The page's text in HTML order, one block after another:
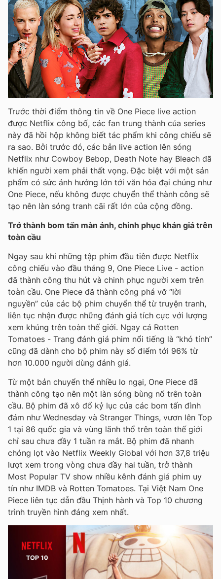
Trước thời điểm thông tin về One Piece live action
được Netflix công bố, các fan trung thành của series
này đã hồi hộp không biết tác phẩm khi công chiếu sẽ
ra sao. Bởi trước đó, các bản live action lên sóng
Netflix như Cowboy Bebop, Death Note hay Bleach đã
khiến người xem phải thất vọng. Đặc biệt với một sản
phẩm có sức ảnh hưởng lớn tới văn hóa đại chúng như
One Piece, nếu không được chuyển thể thành công sẽ
tạo nên làn sóng tranh cãi rất lớn của cộng đồng.
Trở thành bom tấn màn ảnh, chinh phục khán giả trên
toàn cầu
Ngay sau khi những tập phim đầu tiên được Netflix
công chiếu vào đầu tháng 9, One Piece Live - action
đã thành công thu hút và chinh phục người xem trên
toàn cầu. One Piece đã thành công phá vỡ “lời
nguyền” của các bộ phim chuyển thể từ truyện tranh,
liên tục nhận được những đánh giá tích cực với lượng
xem khủng trên toàn thế giới. Ngay cả Rotten
Tomatoes - Trang đánh giá phim nổi tiếng là “khó tính”
cũng đã dành cho bộ phim này số điểm tới 96% từ
hơn 10.000 người dùng đánh giá.
Từ một bản chuyển thể nhiều lo ngại, One Piece đã
thành công tạo nên một làn sóng bùng nổ trên toàn
cầu. Bộ phim đã xô đổ kỷ lục của các bom tấn đình
đám như Wednesday và Stranger Things, vươn lên Top
1 tại 86 quốc gia và vùng lãnh thổ trên toàn thế giới
chỉ sau chưa đầy 1 tuần ra mắt. Bộ phim đã nhanh
chóng lọt vào Netflix Weekly Global với hơn 37,8 triệu
lượt xem trong vòng chưa đầy hai tuần, trở thành
Most Popular TV show nhiều kênh đánh giá phim uy
tín như IMDB và Rotten Tomatoes. Tại Việt Nam One
Piece liên tục dẫn đầu Thịnh hành và Top 10 chương
trình truyền hình đáng xem nhất.